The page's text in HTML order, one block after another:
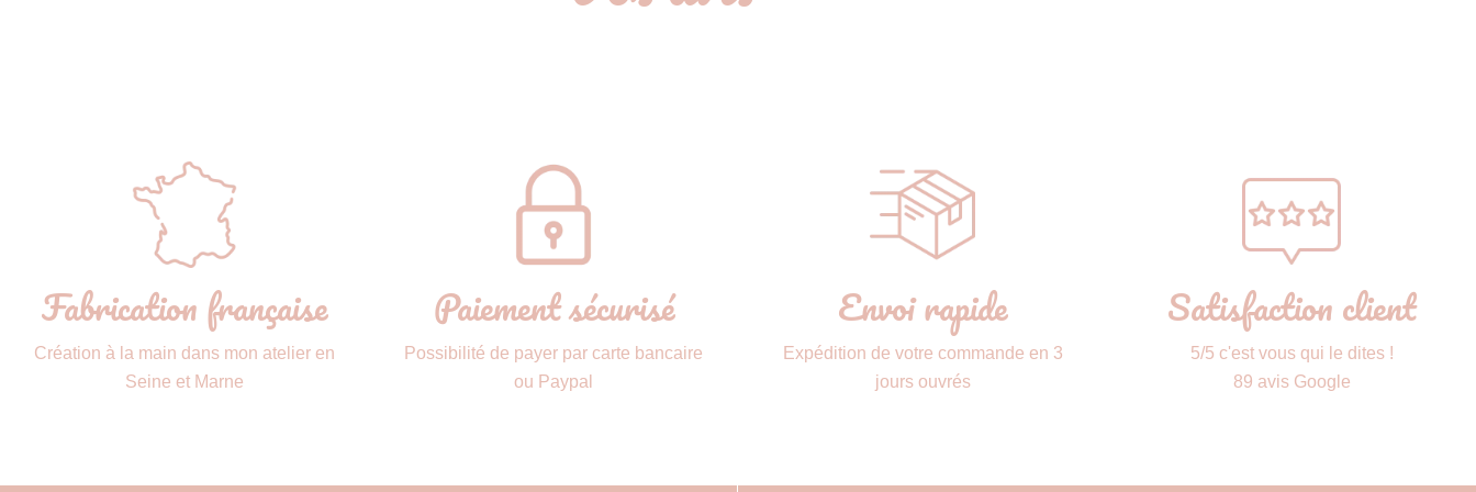
Fabrication française
Création à la main dans mon atelier en
Seine et Marne
Paiement sécurisé
Possibilité de payer par carte bancaire
ou Paypal
Envoi rapide
Expédition de votre commande en 3
jours ouvrés
Satisfaction client
5/5 c'est vous qui le dites !
89 avis Google